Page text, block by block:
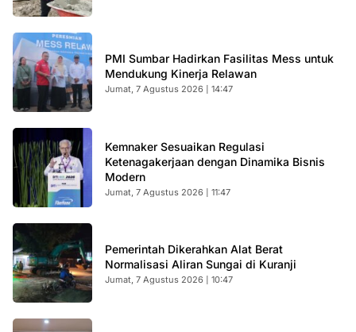
PMI Sumbar Hadirkan Fasilitas Mess untuk
Mendukung Kinerja Relawan
Jumat, 7 Agustus 2026 | 14:47
Kemnaker Sesuaikan Regulasi
Ketenagakerjaan dengan Dinamika Bisnis
Modern
Jumat, 7 Agustus 2026 | 11:47
Pemerintah Dikerahkan Alat Berat
Normalisasi Aliran Sungai di Kuranji
Jumat, 7 Agustus 2026 | 10:47